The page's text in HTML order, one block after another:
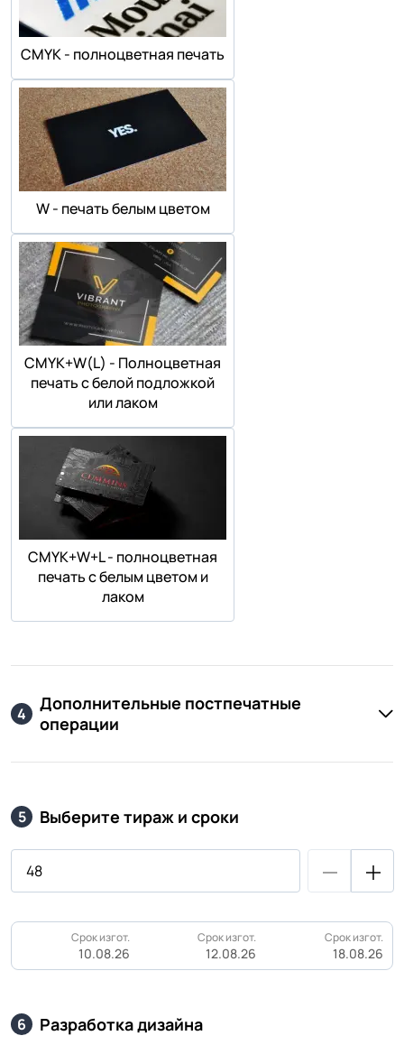
СMYK - полноцветная печать
W - печать белым цветом
СMYK+W(L) - Полноцветная
печать с белой подложкой
или лаком
СMYK+W+L - полноцветная
печать с белым цветом и
лаком
4
Дополнительные постпечатные
операции
5 Выберите тираж и сроки
Срок изгот.
10.08.26
Срок изгот.
12.08.26
Срок изгот.
18.08.26
6 Разработка дизайна